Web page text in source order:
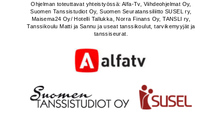
Ohjelman toteuttavat yhteistyössä: Alfa-Tv, Viihdeohjelmat Oy,
Suomen Tanssistudiot Oy, Suomen Seuratanssiliitto SUSEL ry,
Maisema24 Oy/ Hotelli Tallukka, Norra Finans Oy, TANSLI ry,
Tanssikoulu Matti ja Sannu ja useat tanssikoulut, tarvikemyyjät ja
tanssiseurat.